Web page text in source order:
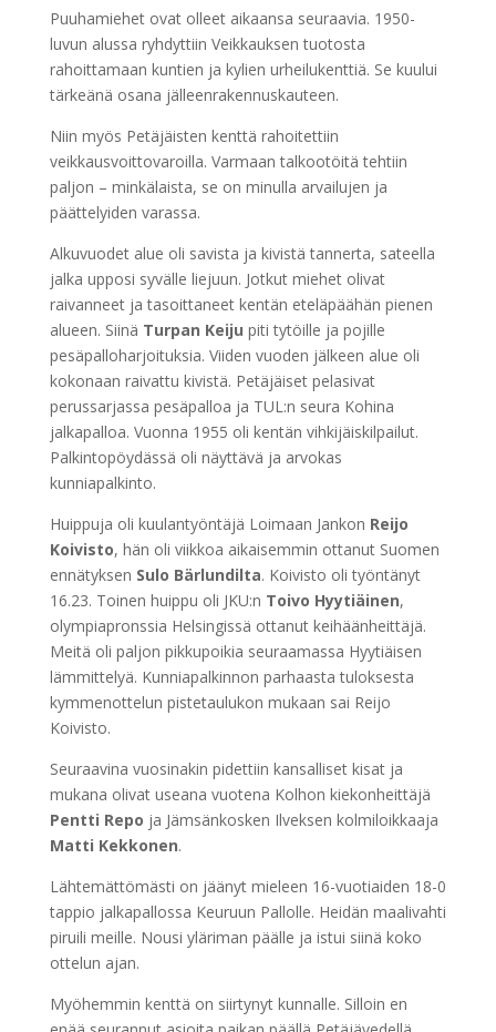
Puuhamiehet ovat olleet aikaansa seuraavia. 1950-
luvun alussa ryhdyttiin Veikkauksen tuotosta
rahoittamaan kuntien ja kylien urheilukenttiä. Se kuului
tärkeänä osana jälleenrakennuskauteen.
Niin myös Petäjäisten kenttä rahoitettiin
veikkausvoittovaroilla. Varmaan talkootöitä tehtiin
paljon – minkälaista, se on minulla arvailujen ja
päättelyiden varassa.
Alkuvuodet alue oli savista ja kivistä tannerta, sateella
jalka upposi syvälle liejuun. Jotkut miehet olivat
raivanneet ja tasoittaneet kentän eteläpäähän pienen
alueen. Siinä Turpan Keiju piti tytöille ja pojille
pesäpalloharjoituksia. Viiden vuoden jälkeen alue oli
kokonaan raivattu kivistä. Petäjäiset pelasivat
perussarjassa pesäpalloa ja TUL:n seura Kohina
jalkapalloa. Vuonna 1955 oli kentän vihkijäiskilpailut.
Palkintopöydässä oli näyttävä ja arvokas
kunniapalkinto.
Huippuja oli kuulantyöntäjä Loimaan Jankon Reijo
Koivisto, hän oli viikkoa aikaisemmin ottanut Suomen
ennätyksen Sulo Bärlundilta. Koivisto oli työntänyt
16.23. Toinen huippu oli JKU:n Toivo Hyytiäinen,
olympiapronssia Helsingissä ottanut keihäänheittäjä.
Meitä oli paljon pikkupoikia seuraamassa Hyytiäisen
lämmittelyä. Kunniapalkinnon parhaasta tuloksesta
kymmenottelun pistetaulukon mukaan sai Reijo
Koivisto.
Seuraavina vuosinakin pidettiin kansalliset kisat ja
mukana olivat useana vuotena Kolhon kiekonheittäjä
Pentti Repo ja Jämsänkosken Ilveksen kolmiloikkaaja
Matti Kekkonen.
Lähtemättömästi on jäänyt mieleen 16-vuotiaiden 18-0
tappio jalkapallossa Keuruun Pallolle. Heidän maalivahti
piruili meille. Nousi yläriman päälle ja istui siinä koko
ottelun ajan.
Myöhemmin kenttä on siirtynyt kunnalle. Silloin en